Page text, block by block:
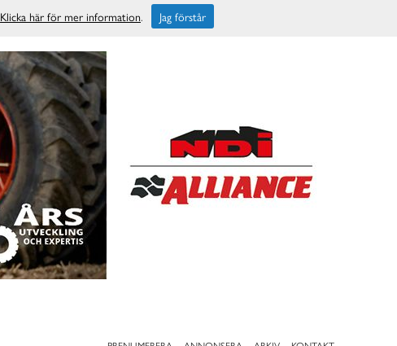
Klicka här för mer information. Jag förstår